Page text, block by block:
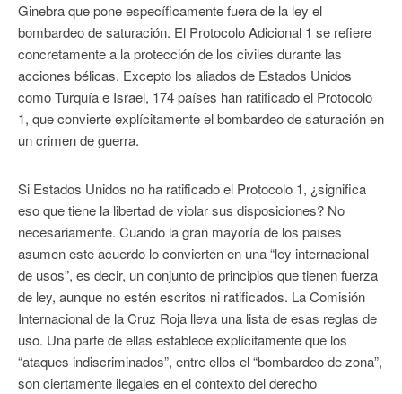
Ginebra que pone específicamente fuera de la ley el
bombardeo de saturación. El Protocolo Adicional 1 se refiere
concretamente a la protección de los civiles durante las
acciones bélicas. Excepto los aliados de Estados Unidos
como Turquía e Israel, 174 países han ratificado el Protocolo
1, que convierte explícitamente el bombardeo de saturación en
un crimen de guerra.
Si Estados Unidos no ha ratificado el Protocolo 1, ¿significa
eso que tiene la libertad de violar sus disposiciones? No
necesariamente. Cuando la gran mayoría de los países
asumen este acuerdo lo convierten en una “ley internacional
de usos”, es decir, un conjunto de principios que tienen fuerza
de ley, aunque no estén escritos ni ratificados. La Comisión
Internacional de la Cruz Roja lleva una lista de esas reglas de
uso. Una parte de ellas establece explícitamente que los
“ataques indiscriminados”, entre ellos el “bombardeo de zona”,
son ciertamente ilegales en el contexto del derecho